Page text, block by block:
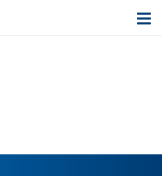
Surheim